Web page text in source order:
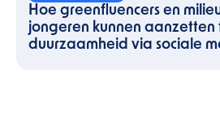
Hoe greenfluencers en
jongeren kunnen aanzetten
duurzaamheid via sociale